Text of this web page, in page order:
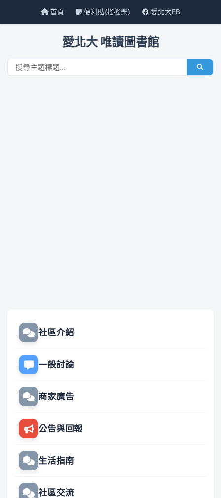
首頁 便利貼(搖搖樂) 愛北大FB
愛北大 唯讀圖書館
社區介紹
一般討論
商家廣告
公告與回報
生活指南
社區交流